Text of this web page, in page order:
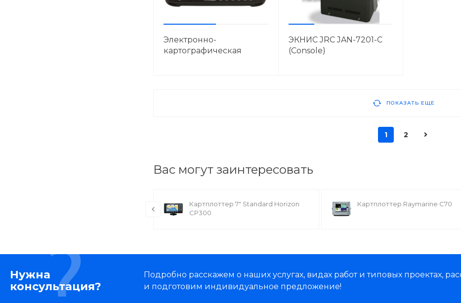
Электронно-
картографическая
ЭКНИС JRC JAN-7201-C
(Console)
ПОКАЗАТЬ ЕЩЕ
1 2
Вас могут заинтересовать
Картплоттер 7" Standard Horizon
CP300
Картплоттер Raymarine C70
Нужна
консультация?
Подробно расскажем о наших услугах, видах работ и типовых проектах,
и подготовим индивидуальное предложение!